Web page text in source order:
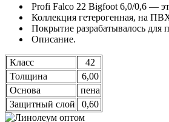
Profi Falco 22 Bigfoot 6,0/0,6 —
Коллекция гетерогенная, на
Покрытие разрабатывалось для
Описание.
Класс
42
Толщина
6,00
Основа
пена
Защитный слой
0,60